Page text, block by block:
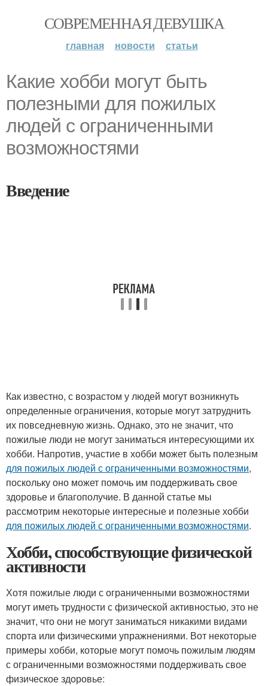
СОВРЕМЕННАЯ ДЕВУШКА
главная новости статьи
Какие хобби могут быть
полезными для пожилых
людей с ограниченными
возможностями
Введение
Как известно, с возрастом у людей могут возникнуть
определенные ограничения, которые могут затруднить
их повседневную жизнь. Однако, это не значит, что
пожилые люди не могут заниматься интересующими их
хобби. Напротив, участие в хобби может быть полезным
для пожилых людей с ограниченными возможностями,
поскольку оно может помочь им поддерживать свое
здоровье и благополучие. В данной статье мы
рассмотрим некоторые интересные и полезные хобби
для пожилых людей с ограниченными возможностями.
Хобби, способствующие физической
активности
Хотя пожилые люди с ограниченными возможностями
могут иметь трудности с физической активностью, это не
значит, что они не могут заниматься никакими видами
спорта или физическими упражнениями. Вот некоторые
примеры хобби, которые могут помочь пожилым людям
с ограниченными возможностями поддерживать свое
физическое здоровье: